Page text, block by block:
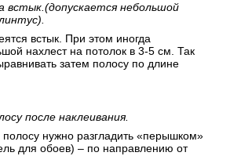
небольшой
встык. При этом иногда
нахлест на потолок в 3-5 см. Так
затем полосу по длине
после наклеивания.
нужно разгладить «перышком»
для обоев) – по направлению от